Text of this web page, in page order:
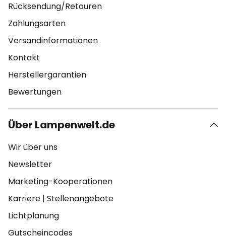
Rücksendung/Retouren
Zahlungsarten
Versandinformationen
Kontakt
Herstellergarantien
Bewertungen
Über Lampenwelt.de
Wir über uns
Newsletter
Marketing-Kooperationen
Karriere | Stellenangebote
Lichtplanung
Gutscheincodes